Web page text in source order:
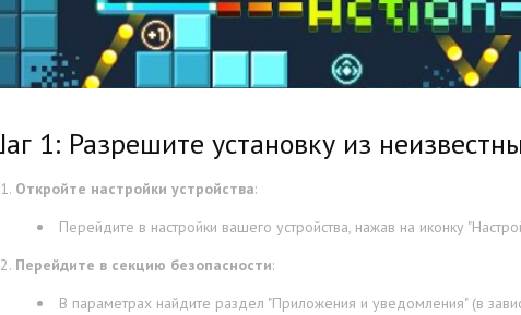
1: Разрешите установку из
Откройте настройки устройства:
Перейдите в настройки вашего устройства, нажав на иконку
Перейдите в секцию безопасности:
В параметрах найдите раздел "Приложения и уведомления" (в